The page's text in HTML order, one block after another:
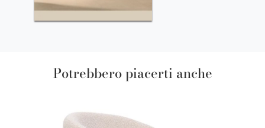
Potrebbero piacerti anche